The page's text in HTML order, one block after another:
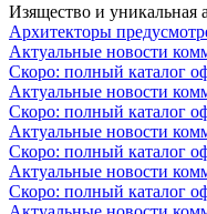
Изящество и уникальная
Архитекторы
Актуальные новости
Скоро: полный каталог
Актуальные новости
Скоро: полный каталог
Актуальные новости
Скоро: полный каталог
Актуальные новости
Скоро: полный каталог